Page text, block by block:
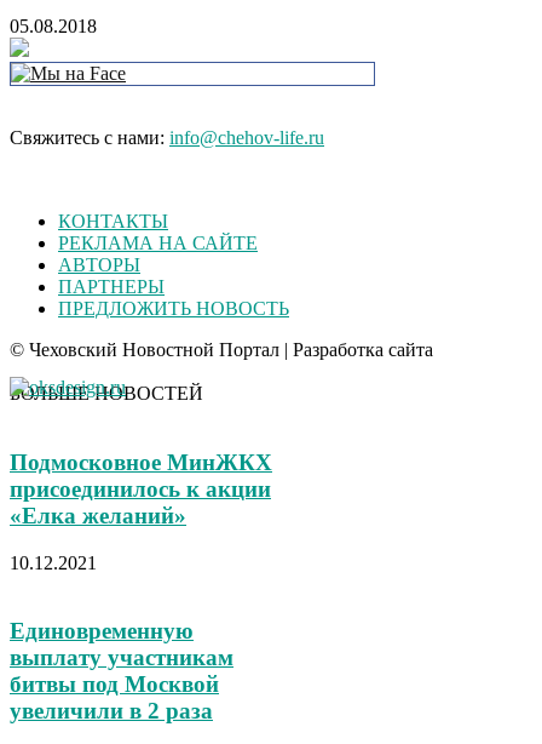
05.08.2018
Свяжитесь с нами: info@chehov-life.ru
КОНТАКТЫ
РЕКЛАМА НА САЙТЕ
АВТОРЫ
ПАРТНЕРЫ
ПРЕДЛОЖИТЬ НОВОСТЬ
© Чеховский Новостной Портал | Разработка сайта
БОЛЬШЕ НОВОСТЕЙ
Подмосковное МинЖКХ
присоединилось к акции
«Елка желаний»
10.12.2021
Единовременную
выплату участникам
битвы под Москвой
увеличили в 2 раза